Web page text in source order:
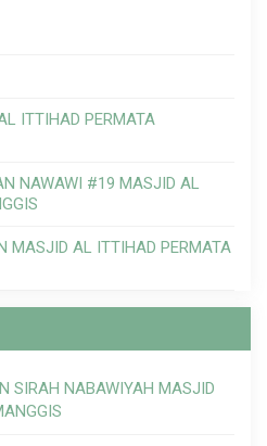
ITTIHAD PERMATA
NAWAWI #19 MASJID AL
MASJID AL ITTIHAD PERMATA
SIRAH NABAWIYAH MASJID